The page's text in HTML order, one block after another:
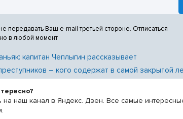
передавать Ваш e-mail третьей стороне. Отписаться
в любой момент
капитан Чеплыгин рассказывает
– кого содержат в самой закрытой
на наш канал в Яндекс. Дзен. Все самые